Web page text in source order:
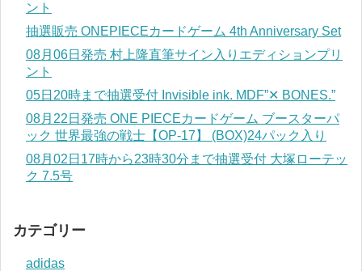
ント
抽選販売 ONEPIECEカードゲーム 4th Anniversary Set
08月06日発売 村上隆直筆サイン入りエディションプリ
ント
05日20時まで抽選受付 Invisible ink. MDF”✕ BONES.”
08月22日発売 ONE PIECEカードゲーム ブースターパ
ック 世界最強の戦士【OP-17】 (BOX)24パック入り
08月02日17時から23時30分まで抽選受付 大塚ローテッ
ク 7.5号
カテゴリー
adidas